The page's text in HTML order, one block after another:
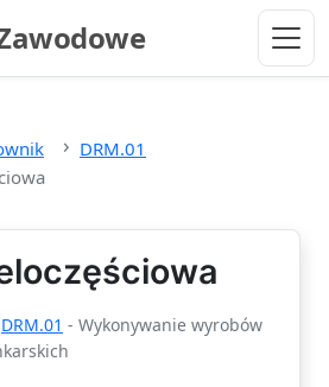
DRM.01
DRM.01 - Wykonywanie wyrobów